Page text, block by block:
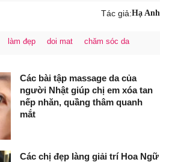
Tác giả:Hạ Anh
làm đẹp doi mat chăm sóc da
Các bài tập massage da của
người Nhật giúp chị em xóa tan
nếp nhăn, quầng thâm quanh
mắt
Các chị đẹp làng giải trí Hoa Ngữ